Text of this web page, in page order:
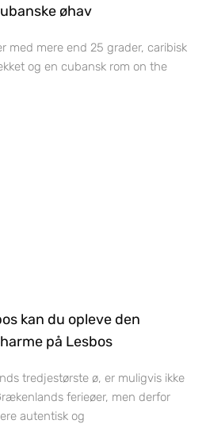
øhav
med mere end 25 grader, caribisk
og en cubansk rom on the
kan du opleve den
på Lesbos
tredjestørste ø, er muligvis ikke
ferieøer, men derfor
autentisk og